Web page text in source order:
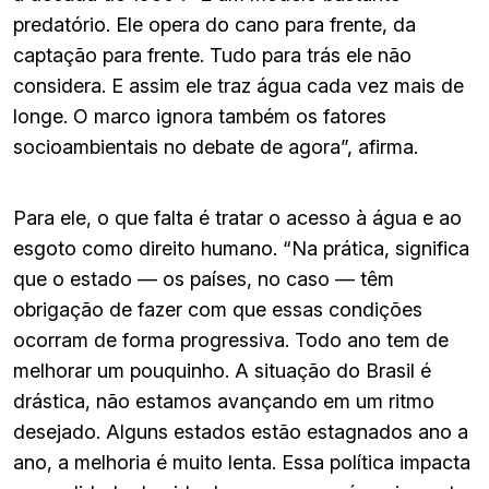
predatório. Ele opera do cano para frente, da
captação para frente. Tudo para trás ele não
considera. E assim ele traz água cada vez mais de
longe. O marco ignora também os fatores
socioambientais no debate de agora”, afirma.
Para ele, o que falta é tratar o acesso à água e ao
esgoto como direito humano. “Na prática, significa
que o estado — os países, no caso — têm
obrigação de fazer com que essas condições
ocorram de forma progressiva. Todo ano tem de
melhorar um pouquinho. A situação do Brasil é
drástica, não estamos avançando em um ritmo
desejado. Alguns estados estão estagnados ano a
ano, a melhoria é muito lenta. Essa política impacta